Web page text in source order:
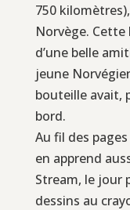
750
Norvège. Cette
d’une belle
jeune
bouteille avait,
bord.
Au fil des
en apprend
Stream, le jour
dessins au